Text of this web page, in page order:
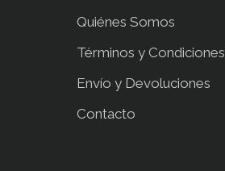
Quiénes Somos
Términos y Condiciones
Envío y Devoluciones
Contacto